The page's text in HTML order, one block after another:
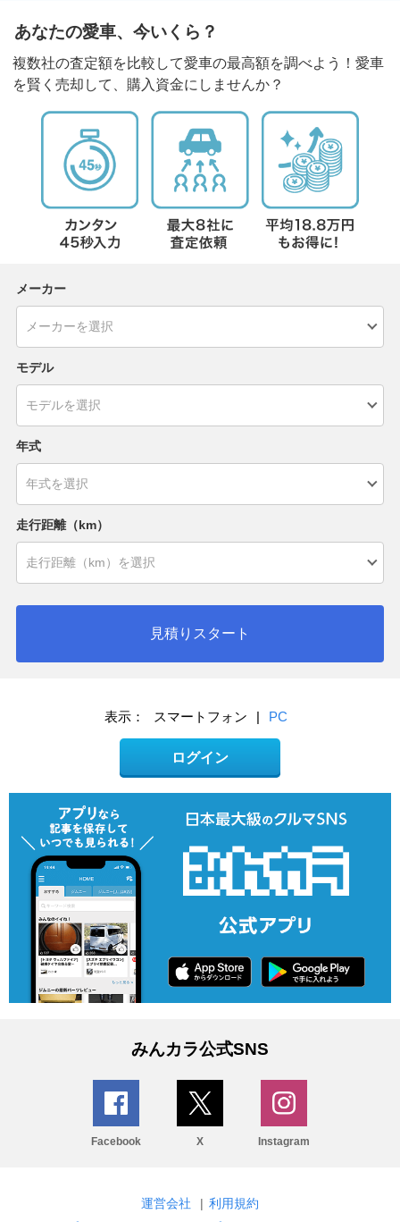
あなたの愛車、今いくら？
複数社の査定額を比較して愛車の最高額を調べよう！愛車
を賢く売却して、購入資金にしませんか？
メーカー
モデル
年式
走行距離（km）
見積りスタート
表示： スマートフォン | PC
ログイン
みんカラ公式SNS
Facebook X Instagram
運営会社 | 利用規約